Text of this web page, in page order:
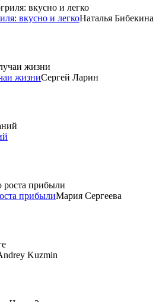
вкусно и легкоНаталья Бибекина
жизниСергей Ларин
прибылиМария Сергеева
Kuzmin